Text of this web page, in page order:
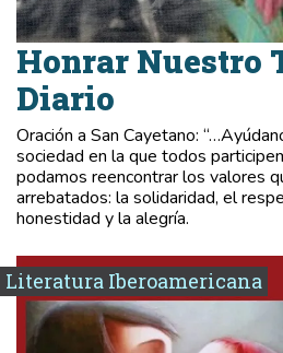
Honrar Nuestro
Diario
Oración a San Cayetano:
sociedad en la que todos
podamos reencontrar los valores
arrebatados: la solidaridad, el
honestidad y la alegría.
Literatura Iberoamericana